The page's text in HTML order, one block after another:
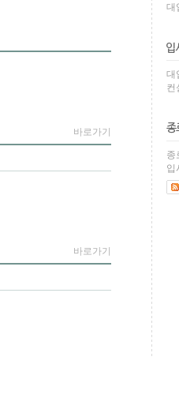
바로가기
바로가기
대
대
컨
종
입